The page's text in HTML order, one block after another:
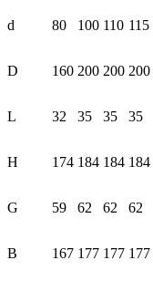
d 80 100 110 115
D 160 200 200 200
L 32 35 35 35
H 174 184 184 184
G 59 62 62 62
В 167 177 177 177